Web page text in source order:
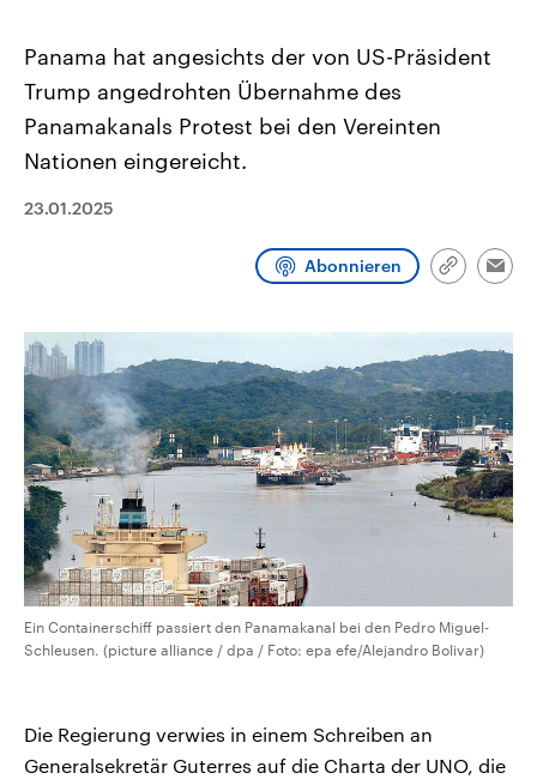
Landtagswahl Sachsen-Anhalt
2026
Alle Informationen
Sachsen-Anhalt wählt am 6.
September 2026 einen neuen
Landtag. Seit 2021 wird das
CDU, SPD und FDP regiert.-
Wahlprogramme, aktuelle Berichte
und Hintergründe zu den Parteien
und Kandidaten der anstehenden
Aktuelle Beiträge,
Hintergründe
Wirtschaftlich und
Programm Podcasts
Panama hat angesichts der von US-Präsident
Trump angedrohten Übernahme des
Panamakanals Protest bei den Vereinten
Nationen eingereicht.
23.01.2025
Abonnieren
Link
Ein Containerschiff passiert den Panamakanal bei den Pedro Miguel-
Schleusen. (picture alliance / dpa / Foto: epa efe/Alejandro Bolivar)
Die Regierung verwies in einem Schreiben an
Generalsekretär Guterres auf die Charta der UNO, die